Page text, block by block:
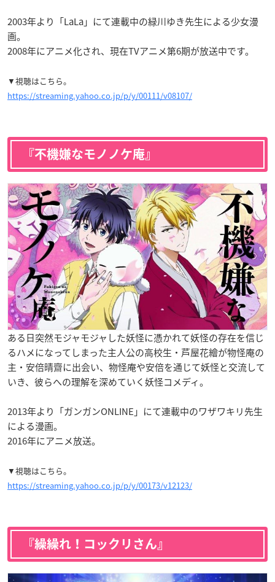
2003年より「LaLa」にて連載中の緑川ゆき先生による少女漫
画。
2008年にアニメ化され、現在TVアニメ第6期が放送中です。
▼視聴はこちら。
https://streaming.yahoo.co.jp/p/y/00111/v08107/
『不機嫌なモノノケ庵』
ある日突然モジャモジャした妖怪に憑かれて妖怪の存在を信じ
るハメになってしまった主人公の高校生・ 芦屋花繪が物怪庵の
主・ 安倍晴齋に出会い、物怪庵や安倍を通じて妖怪と交流して
いき、彼らへの理解を深めていく妖怪コメディ。
2013年より「ガンガンONLINE」にて連載中のワザワキリ先生
による漫画。
2016年にアニメ放送。
▼視聴はこちら。
https://streaming.yahoo.co.jp/p/y/00173/v12123/
『繰繰れ！コックリさん』